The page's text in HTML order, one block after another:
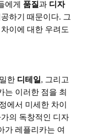
에게 품질과 디자
하기 때문이다. 그
이에 대한 우려도
한 디테일 , 그리고
는 이러한 점을 최
에서 미세한 차이
의 독창적인 디자
가 레플리카는 여